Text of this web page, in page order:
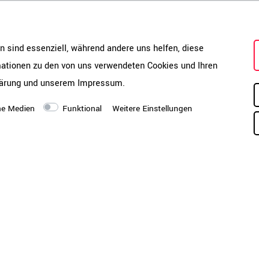
PDF-Katalog öffnen Montageanleitung öffnen
Kante
sind essenziell, während andere uns helfen, diese
zu den von uns verwendeten Cookies und Ihren
und unserem Impressum.
Medien Funktional Weitere Einstellungen